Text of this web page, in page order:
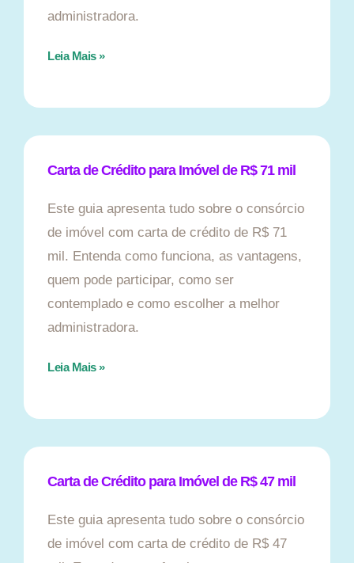
administradora.
Leia Mais »
Carta de Crédito para Imóvel de R$ 71 mil
Este guia apresenta tudo sobre o consórcio
de imóvel com carta de crédito de R$ 71
mil. Entenda como funciona, as vantagens,
quem pode participar, como ser
contemplado e como escolher a melhor
administradora.
Leia Mais »
Carta de Crédito para Imóvel de R$ 47 mil
Este guia apresenta tudo sobre o consórcio
de imóvel com carta de crédito de R$ 47